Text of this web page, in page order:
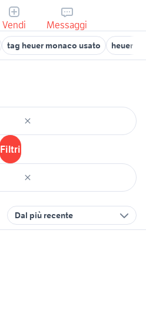
Vendi Messaggi
tag heuer monaco usato heuer
Filtri
Dal più recente